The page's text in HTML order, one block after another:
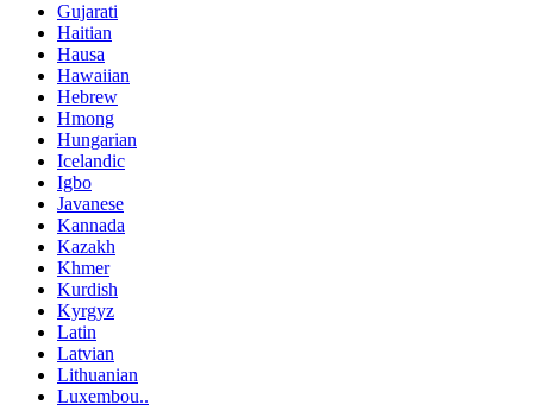
Gujarati
Haitian
Hausa
Hawaiian
Hebrew
Hmong
Hungarian
Icelandic
Igbo
Javanese
Kannada
Kazakh
Khmer
Kurdish
Kyrgyz
Latin
Latvian
Lithuanian
Luxembou..